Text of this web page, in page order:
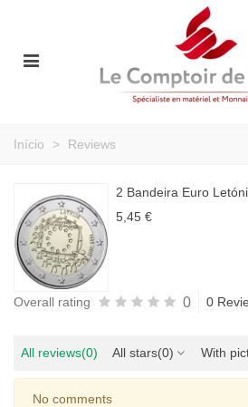
Início > Reviews
2 Bandeira Euro
5,45 €
Overall rating 0 0
All reviews(0) All stars(0) With
No comments